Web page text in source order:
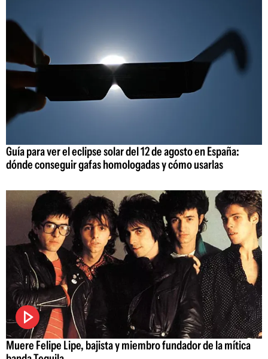
Guía para ver el eclipse solar del 12 de agosto en España:
dónde conseguir gafas homologadas y cómo usarlas
Muere Felipe Lipe, bajista y miembro fundador de la mítica